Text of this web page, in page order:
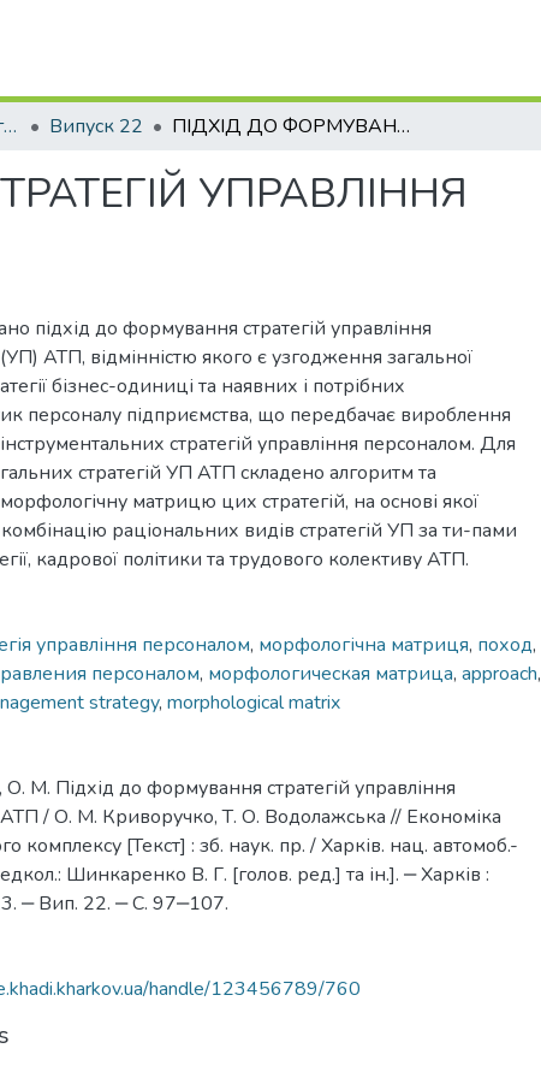
Економіка транспортного комплексу Випуск 22 ПІДХІД ДО ФОРМУВАННЯ СТРАТЕГІЙ УПРАВЛІННЯ ПЕРСОНАЛОМ АТП
УПРАВЛІННЯ
підхід до формування стратегій управління
АТП, відмінністю якого є узгодження загальної
бізнес-одиниці та наявних і потрібних
персоналу підприємства, що передбачає вироблення
інструментальних стратегій управління персоналом. Для
стратегій УП АТП складено алгоритм та
матрицю цих стратегій, на основі якої
раціональних видів стратегій УП за ти-пами
кадрової політики та трудового колективу АТП.
управління персоналом, морфологічна матриця, поход,
персоналом, морфологическая матрица, approach,
strategy, morphological matrix
М. Підхід до формування стратегій управління
/ О. М. Криворучко, Т. О. Водолажська // Економіка
комплексу [Текст] : зб. наук. пр. / Харків. нац. автомоб.-
Шинкаренко В. Г. [голов. ред.] та ін.]. ‒ Харків :
‒ Вип. 22. ‒ С. 97‒107.
handle/123456789/760